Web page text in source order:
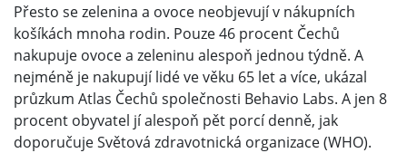
Přesto se zelenina a ovoce neobjevují v nákupních
košíkách mnoha rodin. Pouze 46 procent Čechů
nakupuje ovoce a zeleninu alespoň jednou týdně. A
nejméně je nakupují lidé ve věku 65 let a více, ukázal
průzkum Atlas Čechů společnosti Behavio Labs. A jen 8
procent obyvatel jí alespoň pět porcí denně, jak
doporučuje Světová zdravotnická organizace (WHO).